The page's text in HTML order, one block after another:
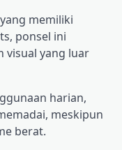
memiliki
ponsel ini
visual yang luar
harian,
meskipun
berat.